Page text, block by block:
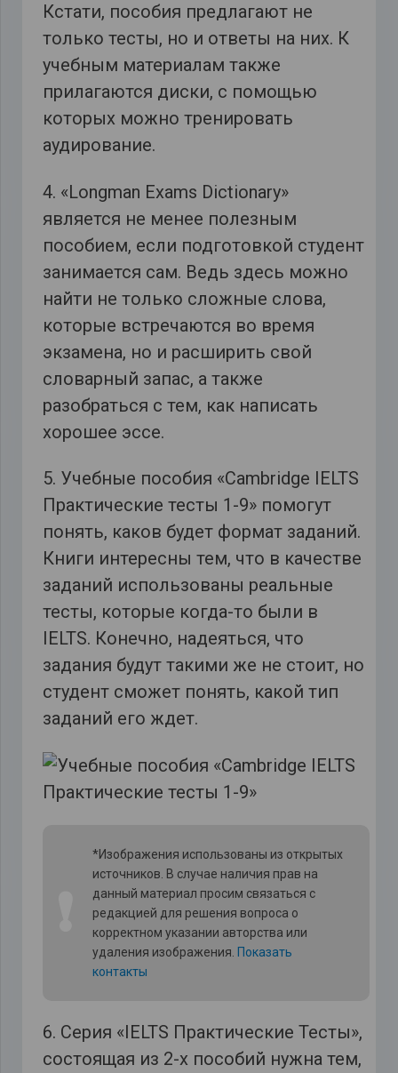
Кстати, пособия предлагают не
только тесты, но и ответы на них. К
учебным материалам также
прилагаются диски, с помощью
которых можно тренировать
аудирование.
4. «Longman Exams Dictionary»
является не менее полезным
пособием, если подготовкой студент
занимается сам. Ведь здесь можно
найти не только сложные слова,
которые встречаются во время
экзамена, но и расширить свой
словарный запас, а также
разобраться с тем, как написать
хорошее эссе.
5. Учебные пособия «Cambridge IELTS
Практические тесты 1-9» помогут
понять, каков будет формат заданий.
Книги интересны тем, что в качестве
заданий использованы реальные
тесты, которые когда-то были в
IELTS. Конечно, надеяться, что
задания будут такими же не стоит, но
студент сможет понять, какой тип
заданий его ждет.
*Изображения использованы из открытых
источников. В случае наличия прав на
данный материал просим связаться с
редакцией для решения вопроса о
корректном указании авторства или
удаления изображения. Показать
контакты
6. Серия «IELTS Практические Тесты»,
состоящая из 2-х пособий нужна тем,